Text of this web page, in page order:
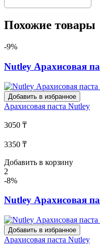
Похожие товары
-9%
Nutley Арахисовая
Добавить в избранное
Арахисовая паста Nutley
3050 ₸
3350 ₸
Добавить в корзину
2
-8%
Nutley Арахисовая
Добавить в избранное
Арахисовая паста Nutley